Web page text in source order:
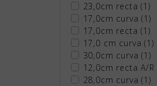
23,0cm recta(1)
17,0cm curva(1)
17,0cm recta(1)
17,0 cm curva(1)
30,0cm curva(1)
12,0cm recta A/R
28,0cm curva(1)